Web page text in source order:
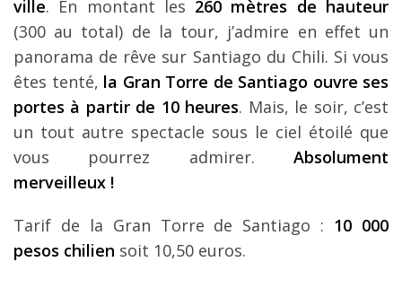
ville. En montant les 260 mètres de hauteur
(300 au total) de la tour, j’admire en effet un
panorama de rêve sur Santiago du Chili. Si vous
êtes tenté, la Gran Torre de Santiago ouvre ses
portes à partir de 10 heures. Mais, le soir, c’est
un tout autre spectacle sous le ciel étoilé que
vous pourrez admirer. Absolument
merveilleux !
Tarif de la Gran Torre de Santiago : 10 000
pesos chilien soit 10,50 euros.